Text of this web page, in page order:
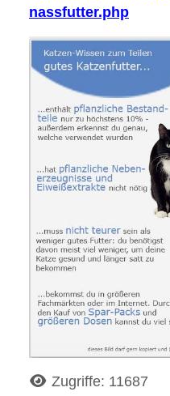
nassfutter.php
DetailsZugriffe: 11687